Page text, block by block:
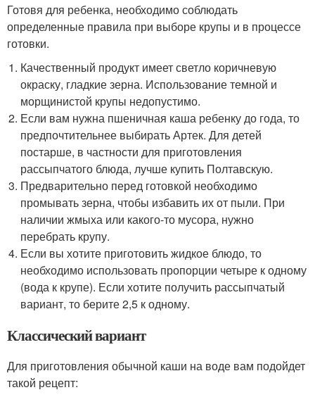
Готовя для ребенка, необходимо соблюдать
определенные правила при выборе крупы и в процессе
готовки.
Качественный продукт имеет светло коричневую
окраску, гладкие зерна. Использование темной и
морщинистой крупы недопустимо.
Если вам нужна пшеничная каша ребенку до года, то
предпочтительнее выбирать Артек. Для детей
постарше, в частности для приготовления
рассыпчатого блюда, лучше купить Полтавскую.
Предварительно перед готовкой необходимо
промывать зерна, чтобы избавить их от пыли. При
наличии жмыха или какого-то мусора, нужно
перебрать крупу.
Если вы хотите приготовить жидкое блюдо, то
необходимо использовать пропорции четыре к одному
(вода к крупе). Если хотите получить рассыпчатый
вариант, то берите 2,5 к одному.
Классический вариант
Для приготовления обычной каши на воде вам подойдет
такой рецепт: